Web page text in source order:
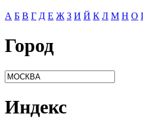
А Б В Г Д Е Ж З И Й К Л М Н О
Город
Индекс